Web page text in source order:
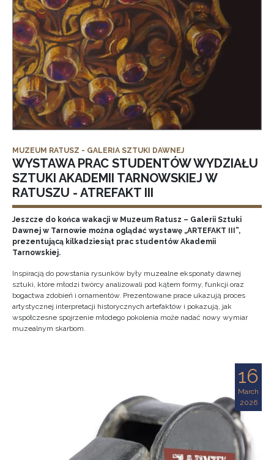
MUZEUM RATUSZ - GALERIA SZTUKI DAWNEJ
WYSTAWA PRAC STUDENTÓW WYDZIAŁU
SZTUKI AKADEMII TARNOWSKIEJ W
RATUSZU - ATREFAKT III
Jeszcze do końca wakacji w Muzeum Ratusz – Galerii Sztuki
Dawnej w Tarnowie można oglądać wystawę „ARTEFAKT III”,
prezentującą kilkadziesiąt prac studentów Akademii
Tarnowskiej.
Inspiracją do powstania rysunków były muzealne eksponaty dawnej
sztuki, które młodzi twórcy analizowali pod kątem formy, funkcji oraz
bogactwa zdobień i ornamentów. Prezentowane prace ukazują proces
artystycznej interpretacji historycznych artefaktów i pokazują, jak
współczesne spojrzenie młodego pokolenia może nadać nowy wymiar
muzealnym skarbom.
16
March
2026